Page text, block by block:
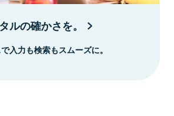
ルの確かさを。
入力も検索もスムーズに。